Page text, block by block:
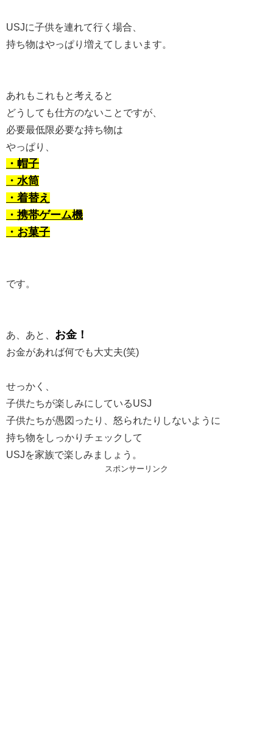
USJに子供を連れて行く場合、
持ち物はやっぱり増えてしまいます。
あれもこれもと考えると
どうしても仕方のないことですが、
必要最低限必要な持ち物は
やっぱり、
・帽子
・水筒
・着替え
・携帯ゲーム機
・お菓子
です。
あ、あと、 お金！
お金があれば何でも大丈夫(笑)
せっかく、
子供たちが楽しみにしているUSJ
子供たちが愚図ったり、怒られたりしないように
持ち物をしっかりチェックして
USJを家族で楽しみましょう。
スポンサーリンク